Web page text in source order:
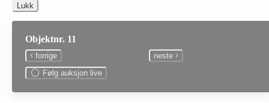
Lukk
Objektnr. 11
forrige
neste
Følg auksjon live